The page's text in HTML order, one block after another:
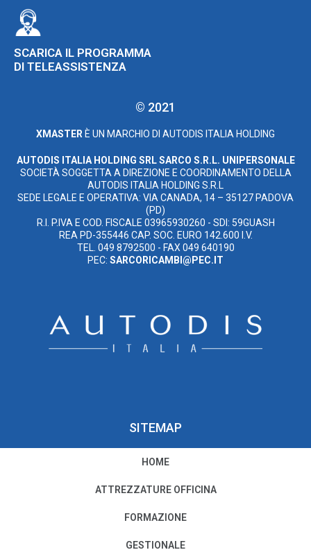
SCARICA IL PROGRAMMA
DI TELEASSISTENZA
© 2021
XMASTER È UN MARCHIO DI AUTODIS ITALIA HOLDING
AUTODIS ITALIA HOLDING SRL SARCO S.R.L. UNIPERSONALE
SOCIETÀ SOGGETTA A DIREZIONE E COORDINAMENTO DELLA
AUTODIS ITALIA HOLDING S.R.L
SEDE LEGALE E OPERATIVA: VIA CANADA, 14 – 35127 PADOVA
(PD)
R.I. P.IVA E COD. FISCALE 03965930260 - SDI: 59GUASH
REA PD-355446 CAP. SOC. EURO 142.600 I.V.
TEL. 049 8792500 - FAX 049 640190
PEC: SARCORICAMBI@PEC.IT
SITEMAP
HOME
ATTREZZATURE OFFICINA
FORMAZIONE
GESTIONALE
PRIVACY E COOKIE POLICY
Cookie Policy